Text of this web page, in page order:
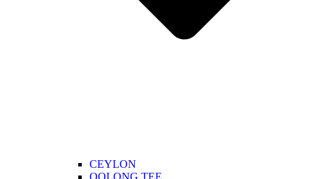
CEYLON
OOLONG TEE